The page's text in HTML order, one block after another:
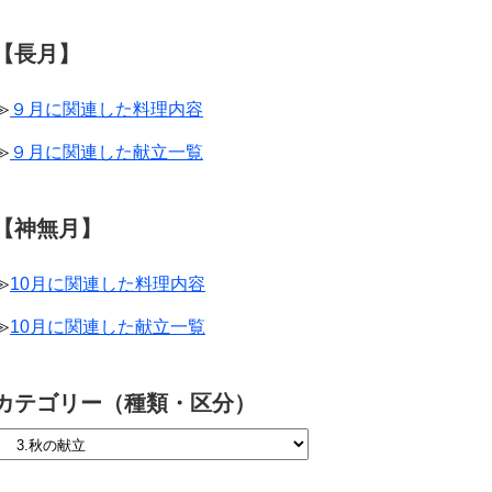
長月】
９月に関連した料理内容
９月に関連した献立一覧
神無月】
10月に関連した料理内容
10月に関連した献立一覧
テゴリー（種類・区分）